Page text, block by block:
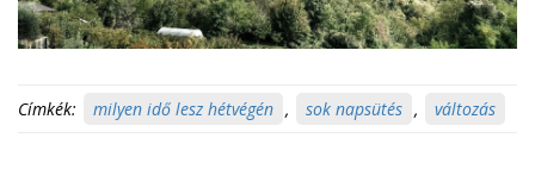
Címkék: milyen idő lesz hétvégén , sok napsütés , változás